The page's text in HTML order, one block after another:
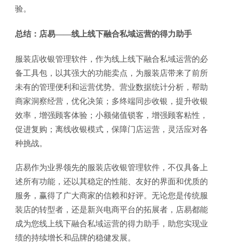
验。
总结：店易——线上线下融合私域运营的得力助手
服装店收银管理软件，作为线上线下融合私域运营的必
备工具包，以其强大的功能卖点，为服装店带来了前所
未有的管理便利和运营优势。营业数据统计分析，帮助
商家洞察经营，优化决策；多终端同步收银，提升收银
效率，增强顾客体验；小额储值锁客，增强顾客粘性，
促进复购；离线收银模式，保障门店运营，灵活应对各
种挑战。
店易作为业界领先的服装店收银管理软件，不仅具备上
述所有功能，还以其稳定的性能、友好的界面和优质的
服务，赢得了广大商家的信赖和好评。无论您是传统服
装店的转型者，还是新兴电商平台的拓展者，店易都能
成为您线上线下融合私域运营的得力助手，助您实现业
绩的持续增长和品牌的稳健发展。